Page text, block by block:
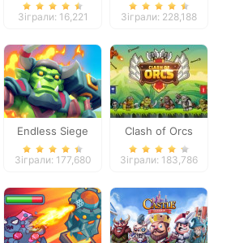
Зіграли: 16,221
The Defenders
Зіграли: 228,188
Endless Siege
Зіграли: 177,680
Clash of Orcs
Зіграли: 183,786